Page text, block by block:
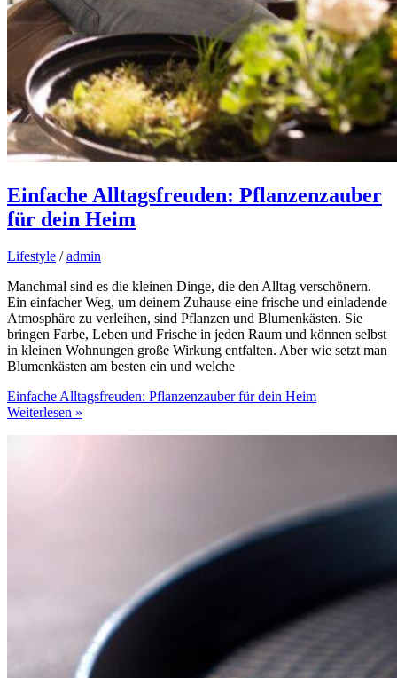
Einfache Alltagsfreuden: Pflanzenzauber
für dein Heim
Lifestyle /admin
Manchmal sind es die kleinen Dinge, die den Alltag verschönern.
Ein einfacher Weg, um deinem Zuhause eine frische und einladende
Atmosphäre zu verleihen, sind Pflanzen und Blumenkästen. Sie
bringen Farbe, Leben und Frische in jeden Raum und können selbst
in kleinen Wohnungen große Wirkung entfalten. Aber wie setzt man
Blumenkästen am besten ein und welche
Einfache Alltagsfreuden: Pflanzenzauber für dein Heim
Weiterlesen »